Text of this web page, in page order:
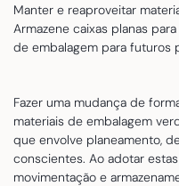
Manter e reaproveitar
Armazene caixas planas
de embalagem para futuros
Fazer uma mudança de
materiais de embalagem
que envolve planeamento,
conscientes. Ao adotar
movimentação e